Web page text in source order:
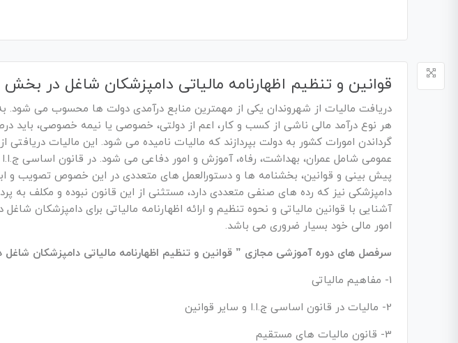
قوانین و تنظیم اظهارنامه مالیاتی دامپزشکان شاغل در بخش
دریافت مالیات از شهروندان یکی از مهمترین منابع درآمدی دولت ها محسوب می شود.
هر نوع درآمد مالی ناشی از کسب و کار، اعم از دولتی، خصوصی یا نیمه خصوصی، باید
گرداندن امورات کشور به دولت بپردازند که مالیات نامیده می شود. این مالیات
عمومی شامل عمران، بهداشت، رفاه، آموزش و امور دفاعی می شود. در قانون اساسی ج.ا.ا
پیش بینی و قوانین، بخشنامه ها و دستورالعمل های متعددی در این خصوص تصویب و
دامپزشکی نیز که رده های صنفی متعددی دارد، مستثنی از این قانون نبوده و مکلف به
آشنایی با قوانین مالیاتی و نحوه تنظیم و ارائه اظهارنامه مالیاتی برای دامپزشکان
امور مالی خود بسیار ضروری می باشد.
سرفصل های دوره آموزشی مجازی ” قوانین و تنظیم اظهارنامه مالیاتی دامپزشکان شاغل
1- مفاهیم مالیاتی
2- مالیات در قانون اساسی ج.ا.ا و سایر قوانین
3- قانون مالیات های مستقیم